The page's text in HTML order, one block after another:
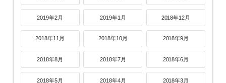
2019年2月 2019年1月 2018年12月
2018年11月 2018年10月 2018年9月
2018年8月 2018年7月 2018年6月
2018年5月 2018年4月 2018年3月